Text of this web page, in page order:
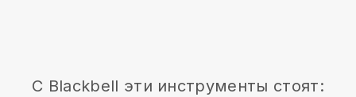
С Blackbell эти инструменты стоят: